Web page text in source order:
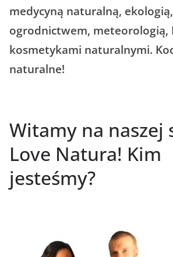
medycyną naturalną,
ogrodnictwem, meteorologią,
kosmetykami naturalnymi.
naturalne!
Witamy na naszej
Love Natura! Kim
jesteśmy?